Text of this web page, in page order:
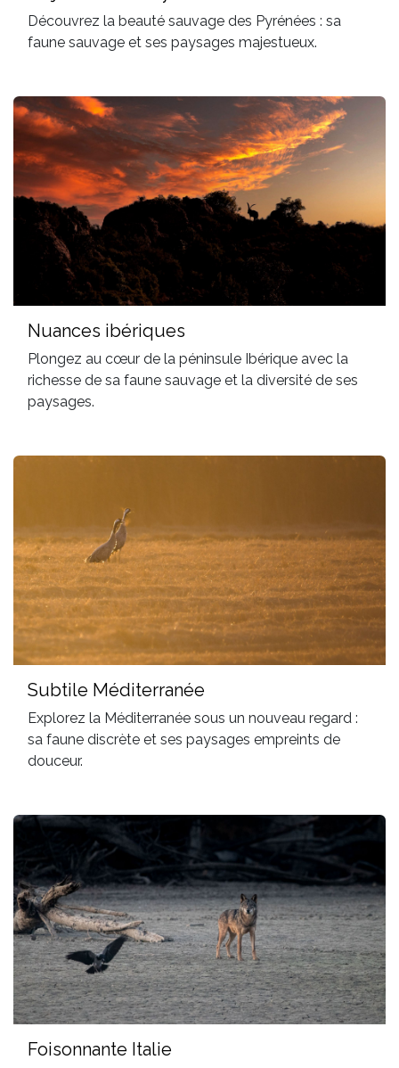
Découvrez la beauté sauvage des Pyrénées : sa
faune sauvage et ses paysages majestueux.
Nuances ibériques
Plongez au cœur de la péninsule Ibérique avec la
richesse de sa faune sauvage et la diversité de ses
paysages.
Subtile Méditerranée
Explorez la Méditerranée sous un nouveau regard :
sa faune discrète et ses paysages empreints de
douceur.
Foisonnante Italie